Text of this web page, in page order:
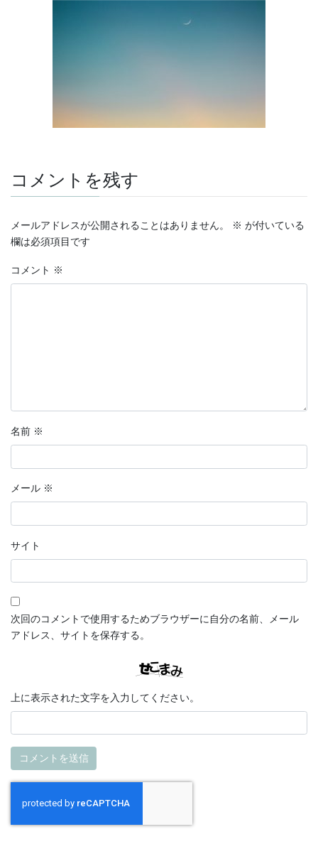
コメントを残す
メールアドレスが公開されることはありません。 ※ が付いている
欄は必須項目です
コメント ※
名前 ※
メール ※
サイト
次回のコメントで使用するためブラウザーに自分の名前、メール
アドレス、サイトを保存する。
上に表示された文字を入力してください。